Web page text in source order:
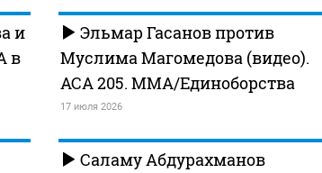
и
в
Эльмар Гасанов против
Муслима Магомедова (видео).
АСА 205. MMA/Единоборства
17 июля 2026
Саламу Абдурахманов